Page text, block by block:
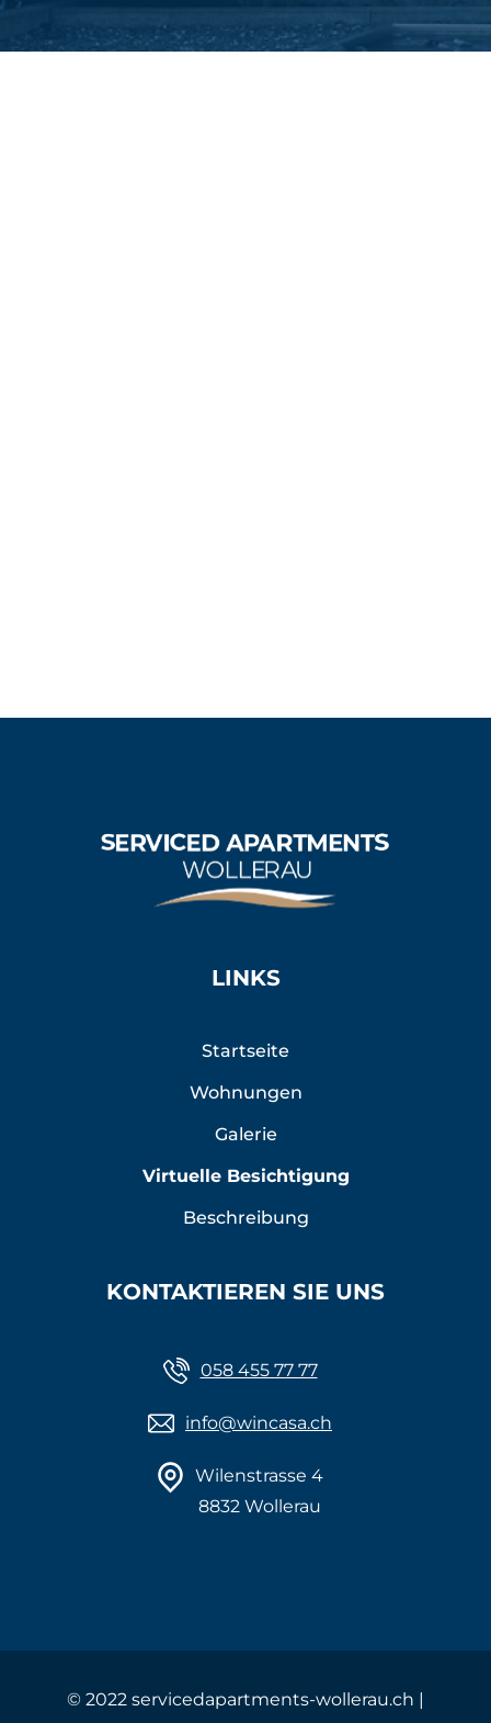
LINKS
Startseite
Wohnungen
Galerie
Virtuelle Besichtigung
Beschreibung
KONTAKTIEREN SIE UNS
058 455 77 77
info@wincasa.ch
Wilenstrasse 4
8832 Wollerau
©2022 servicedapartments-wollerau.ch |